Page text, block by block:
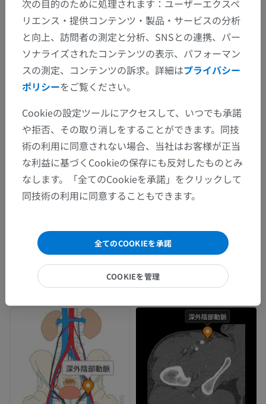
次の目的のために処理されます：ユーザーエクスペ
リエンス・提供コンテンツ・製品・サービスの分析
と向上、訪問者の測定と分析、SNSとの連携、パー
ソナライズされたコンテンツの表示、パフォーマン
スの測定、コンテンツの訴求。詳細はプライバシー
ポリシーをご覧ください。
Cookieの設定ツールにアクセスして、いつでも承諾
や拒否、その取り消しをすることができます。同技
術の利用に同意されない場合、当社はお客様が正当
な利益に基づくCookieの保存にも反対したものとみ
なします。「全てのCookieを承諾」をクリックして
同技術の利用に同意することもできます。
全てのCOOKIEを承諾
COOKIEを管理